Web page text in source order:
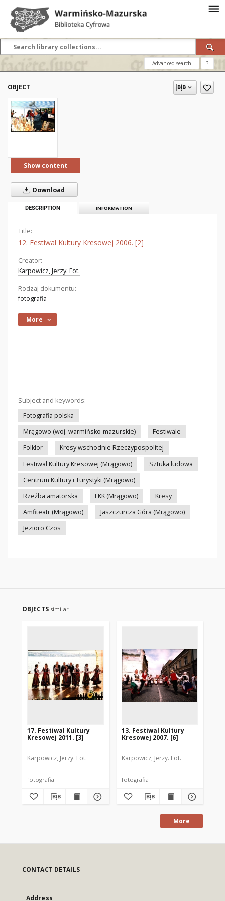
Advanced search ?
OBJECT
Show content
Download
DESCRIPTION INFORMATION
Title:
12. Festiwal Kultury Kresowej 2006. [2]
Creator:
Karpowicz, Jerzy. Fot.
Rodzaj dokumentu:
fotografia
More
Subject and keywords:
Fotografia polska
Mrągowo (woj. warmińsko-mazurskie)
Festiwale
Folklor
Kresy wschodnie Rzeczypospolitej
Festiwal Kultury Kresowej (Mrągowo)
Sztuka ludowa
Centrum Kultury i Turystyki (Mrągowo)
Rzeźba amatorska
FKK (Mrągowo)
Kresy
Amfiteatr (Mrągowo)
Jaszczurcza Góra (Mrągowo)
Jezioro Czos
OBJECTS similar
17. Festiwal Kultury
Kresowej 2011. [3]
Karpowicz, Jerzy. Fot.
fotografia
13. Festiwal Kultury
Kresowej 2007. [6]
Karpowicz, Jerzy. Fot.
fotografia
More
CONTACT DETAILS
Address